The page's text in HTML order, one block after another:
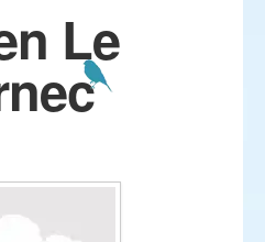
Le